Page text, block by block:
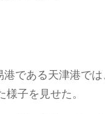
である天津港で
子を見せた。